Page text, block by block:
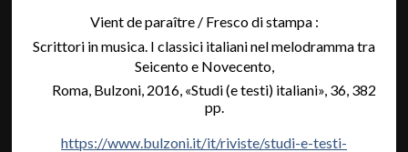
Vient de paraître / Fresco di stampa :
Scrittori in musica. I classici italiani nel melodramma tra
Seicento e Novecento,
Roma, Bulzoni, 2016, «Studi (e testi) italiani», 36, 382
pp.
https://www.bulzoni.it/it/riviste/studi-e-testi-